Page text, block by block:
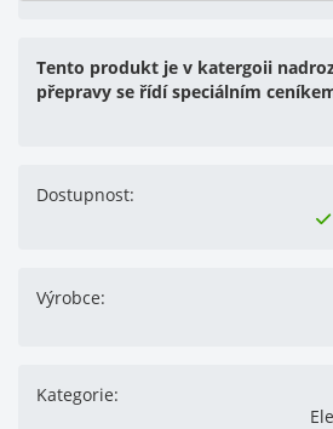
Tento produkt je v katergoii
přepravy se řídí speciálním
Dostupnost:
Výrobce:
Kategorie: